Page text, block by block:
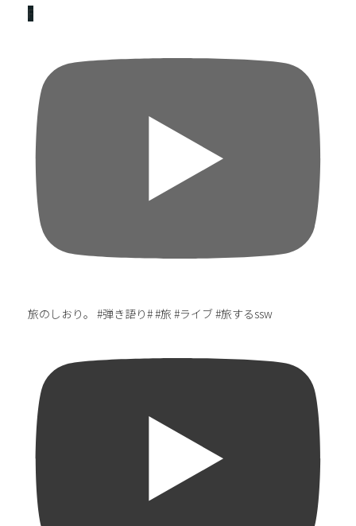
F
旅のしおり。 #弾き語り# #旅 #ライブ #旅するssw